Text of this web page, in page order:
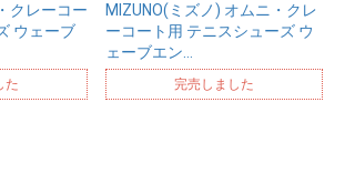
クレーコー
ウェーブ
た
MIZUNO(ミズノ) オムニ・クレ
ーコート用 テニスシューズ ウ
ェーブエン…
完売しました